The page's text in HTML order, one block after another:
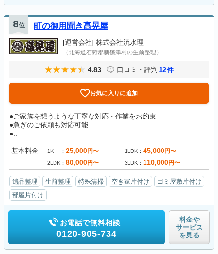
8位 町の御用聞き髙晃屋
[運営会社] 株式会社流水理
（北海道石狩郡新篠津村の生前整理）
4.83 口コミ・評判 12件
お気に入りに追加
●ご家族を想うような丁寧な対応・作業をお約束
●急ぎのご依頼も対応可能
●...
基本料金 1K 25,000円〜 1LDK 45,000円〜
2LDK 80,000円〜 3LDK 110,000円〜
遺品整理 生前整理 特殊清掃 空き家片付け
ゴミ屋敷片付け
部屋片付け
お電話で無料相談
0120-905-734
料金や
サービス
を見る